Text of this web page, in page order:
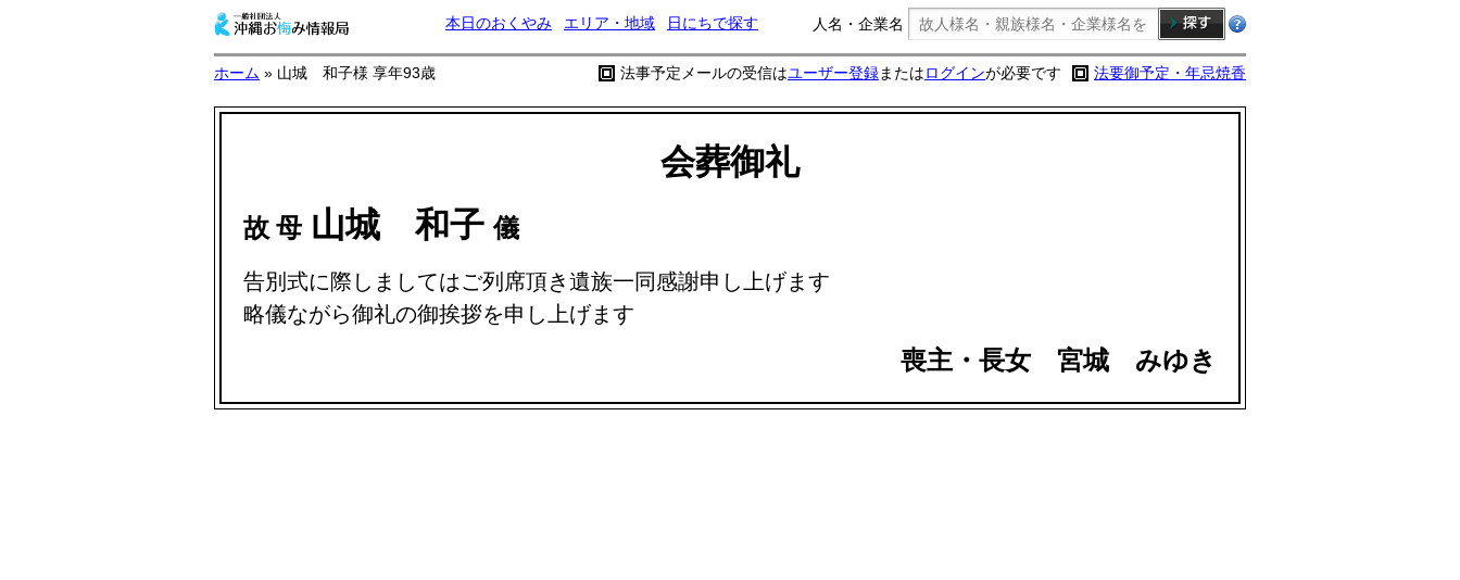
本日のおくやみ エリア・地域 日にちで探す 人名・企業名
ホーム » 山城 和子様 享年93歳 法要御予定・年忌焼香
法事予定メールの受信はユーザー登録またはログインが必要です
会葬御礼
故 母 山城 和子儀
告別式に際しましてはご列席頂き遺族一同感謝申し上げます
略儀ながら御礼の御挨拶を申し上げます
喪主・長女 宮城 みゆき